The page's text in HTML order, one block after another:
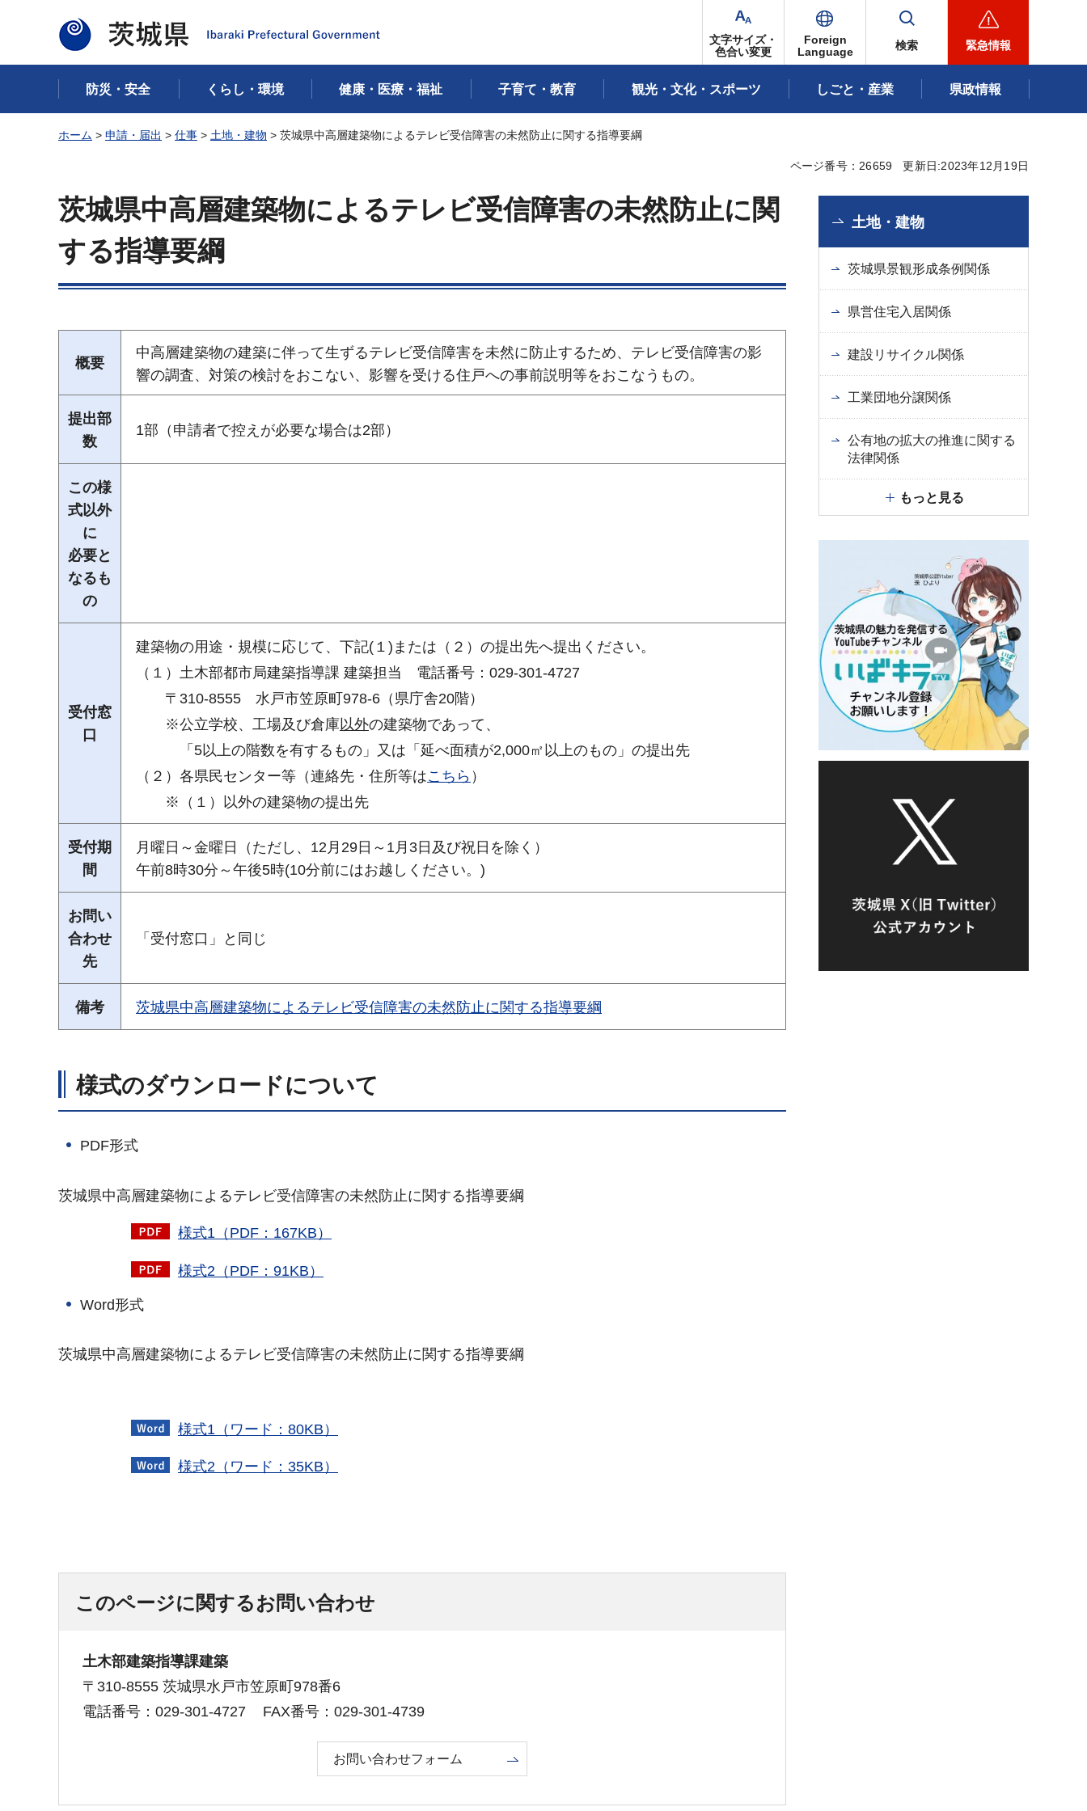
茨城県
文字サイズ・
色合い変更
Foreign
Language
検索 緊急情報
防災・安全 くらし・環境 健康・医療・福祉 子育て・教育 観光・文化・スポーツ しごと・産業 県政情報
ホーム > 申請・届出 > 仕事 > 土地・建物 > 茨城県中高層建築物によるテレビ受信障害の未然防止に関する指導要綱
ページ番号：26659 更新日:2023年12月19日
茨城県中高層建築物によるテレビ受信障害の未然防止に関
する指導要綱
概要
中高層建築物の建築に伴って生ずるテレビ受信障害を未然に防止するため、テレビ受信障害の影
響の調査、対策の検討をおこない、影響を受ける住戸への事前説明等をおこなうもの。
提出部
数
1部（申請者で控えが必要な場合は2部）
この様
式以外
に
必要と
なるも
の
受付窓
口
建築物の用途・規模に応じて、下記(１)または（２）の提出先へ提出ください。
（１）土木部都市局建築指導課 建築担当 電話番号：029-301-4727
〒310-8555 水戸市笠原町978-6（県庁舎20階）
※公立学校、工場及び倉庫以外の建築物であって、
「5以上の階数を有するもの」又は「延べ面積が2,000㎡以上のもの」の提出先
（２）各県民センター等（連絡先・住所等はこちら ）
※（１）以外の建築物の提出先
受付期
間
月曜日～金曜日（ただし、12月29日～1月3日及び祝日を除く）
午前8時30分～午後5時(10分前にはお越しください。)
お問い
合わせ
先
「受付窓口」と同じ
備考 茨城県中高層建築物によるテレビ受信障害の未然防止に関する指導要綱
様式のダウンロードについて
PDF形式
茨城県中高層建築物によるテレビ受信障害の未然防止に関する指導要綱
様式1（PDF：167KB）
様式2（PDF：91KB）
Word形式
茨城県中高層建築物によるテレビ受信障害の未然防止に関する指導要綱
様式1（ワード：80KB）
様式2（ワード：35KB）
このページに関するお問い合わせ
土木部建築指導課建築
〒310-8555 茨城県水戸市笠原町978番6
電話番号：029-301-4727
FAX番号：029-301-4739
お問い合わせフォーム
土地・建物
茨城県景観形成条例関係
県営住宅入居関係
建設リサイクル関係
工業団地分譲関係
公有地の拡大の推進に関する
法律関係
もっと見る